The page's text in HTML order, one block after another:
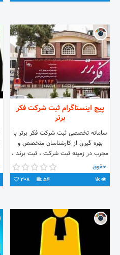
پیج اینستاگرام ثبت شرکت فکر
برتر
سامانه تخصصی ثبت شرکت فکر برتر با
بهره گیری از کارشناسان متخصص و
مجرب در زمینه ثبت شرکت ، ثبت برند ،
ثبت تغییرات و تصمیمات شرکت فعالیت
دارد. 021-42143
حقوق
1k
54
308